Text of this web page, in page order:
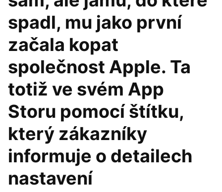
spadl, mu jako první
začala kopat
společnost Apple. Ta
totiž ve svém App
Storu pomocí štítku,
který zákazníky
informuje o detailech
nastavení